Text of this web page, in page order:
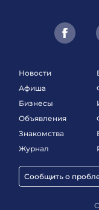
Новости
Афиша
Бизнесы
Объявления
Знакомства
Журнал
Сообщить о